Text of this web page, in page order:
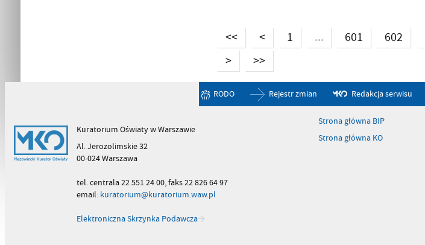
<< < 1 ... 601 602
>
>>
RODO Rejestr zmian Redakcja serwisu
Kuratorium Oświaty w Warszawie
Al. Jerozolimskie 32
00-024 Warszawa
tel. centrala 22 551 24 00, faks 22 826 64 97
email: kuratorium@kuratorium.waw.pl
Elektroniczna Skrzynka Podawcza
Strona główna BIP
Strona główna KO